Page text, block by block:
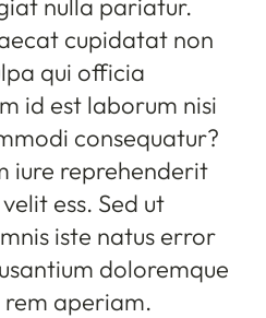
nulla pariatur.
cupidatat non
qui officia
id est laborum nisi
consequatur?
iure reprehenderit
ess. Sed ut
iste natus error
doloremque
aperiam.